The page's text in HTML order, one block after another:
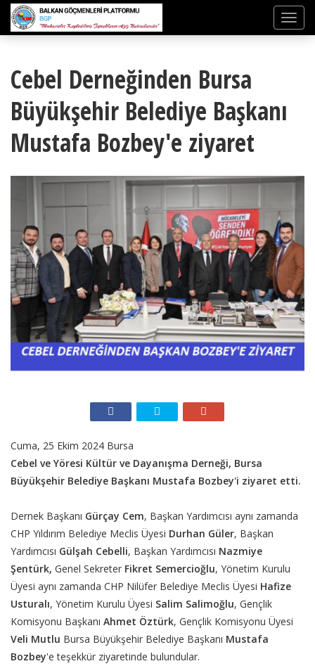
Cebel Derneğinden Bursa
Büyükşehir Belediye Başkanı
Mustafa Bozbey'e ziyaret
Cuma, 25 Ekim 2024 Bursa
Cebel ve Yöresi Kültür ve Dayanışma Derneği, Bursa
Büyükşehir Belediye Başkanı Mustafa Bozbey'i ziyaret etti.
Dernek Başkanı Gürçay Cem, Başkan Yardımcısı aynı zamanda
CHP Yıldırım Belediye Meclis Üyesi Durhan Güler, Başkan
Yardımcısı Gülşah Cebelli, Başkan Yardımcısı Nazmiye
Şentürk, Genel Sekreter Fikret Semercioğlu, Yönetim Kurulu
Üyesi aynı zamanda CHP Nilüfer Belediye Meclis Üyesi Hafize
Usturalı, Yönetim Kurulu Üyesi Salim Salimoğlu, Gençlik
Komisyonu Başkanı Ahmet Öztürk, Gençlik Komisyonu Üyesi
Veli Mutlu Bursa Büyükşehir Belediye Başkanı Mustafa
Bozbey'e teşekkür ziyaretinde bulundular.